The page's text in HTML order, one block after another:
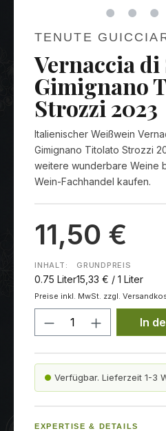
TENUTE
Vernaccia di
Gimignano
Strozzi 2023
Italienischer Weißwein
Gimignano Titolato Strozzi
weitere wunderbare Weine
Wein-Fachhandel kaufen.
11,50 €
INHALT:
0.75 Liter
GRUNDPREIS
15,33 € / 1 Liter
Preise inkl. MwSt. zzgl.
Produkt Anzahl:
In
Verfügbar. Lieferzeit 1-3
EXPERTISE & DETAILS